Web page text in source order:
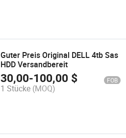
Guter Preis Original DELL 4tb Sas
HDD Versandbereit
30,00-100,00 $ FOB
1 Stücke (MOQ)